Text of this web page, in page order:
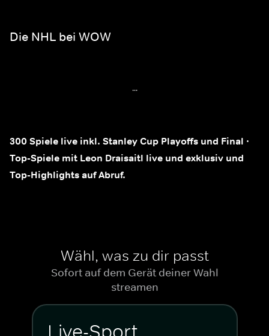
300 Spiele live inkl. Stanley Cup Playoffs und Final ·
Top-Spiele mit Leon Draisaitl live und exklusiv und
Top-Highlights auf Abruf.
...
Die NHL bei WOW
Wähl, was zu dir passt
Sofort auf dem Gerät deiner Wahl
streamen